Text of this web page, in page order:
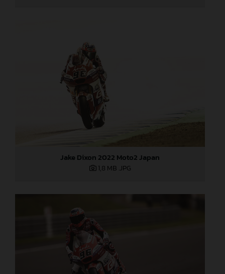
Jake Dixon 2022 Moto2 Japan
1,8 MB .JPG